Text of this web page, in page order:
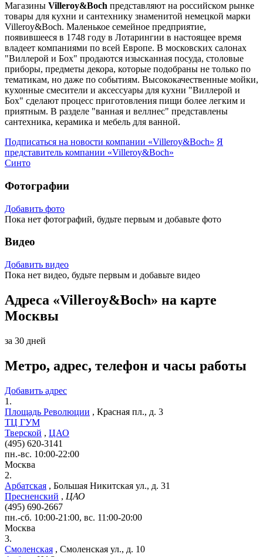
Магазины Villeroy&Boch представляют на российском рынке
товары для кухни и сантехнику знаменитой немецкой марки
Villeroy&Boch. Маленькое семейное предприятие,
появившееся в 1748 году в Лотарингии в настоящее время
владеет компаниями по всей Европе. В московских салонах
"Виллерой и Бох" продаются изысканная посуда, столовые
приборы, предметы декора, которые подобраны не только по
тематикам, но даже по событиям. Высококачественные мойки,
кухонные смесители и аксессуары для кухни "Виллерой и
Бох" сделают процесс приготовления пищи более легким и
приятным. В разделе "ванная и веллнес" представлены
сантехника, керамика и мебель для ванной.
Подписаться на новости компании «Villeroy&Boch» Я
представитель компании «Villeroy&Boch»
Синто
Фотографии
Добавить фото
Пока нет фотографий, будьте первым и добавьте фото
Видео
Добавить видео
Пока нет видео, будьте первым и добавьте видео
Адреса «Villeroy&Boch» на карте
Москвы
за 30 дней
Метро, адрес, телефон и часы работы
Добавить адрес
1.
Площадь Революции , Красная пл., д. 3
ТЦ ГУМ
Тверской , ЦАО
(495) 620-3141
пн.-вс. 10:00-22:00
Москва
2.
Арбатская , Большая Никитская ул., д. 31
Пресненский , ЦАО
(495) 690-2667
пн.-сб. 10:00-21:00, вс. 11:00-20:00
Москва
3.
Смоленская , Смоленская ул., д. 10